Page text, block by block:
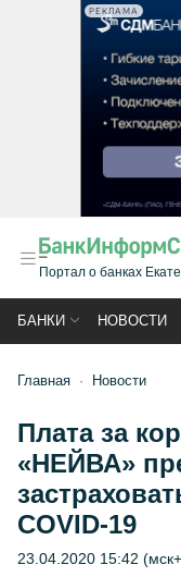
РЕКЛАМА
Портал о банках
БАНКИ НОВОСТИ
Главная Новости
Плата за
«НЕЙВА»
COVID-19
23.04.2020 15:42